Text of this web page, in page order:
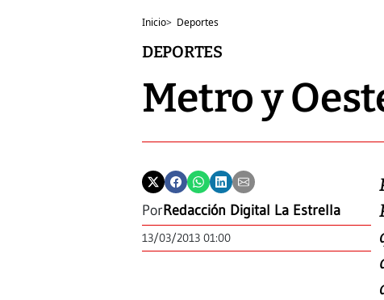
Inicio> Deportes
DEPORTES
Metro y
PorRedacción Digital La Estrella
13/03/2013 01:00